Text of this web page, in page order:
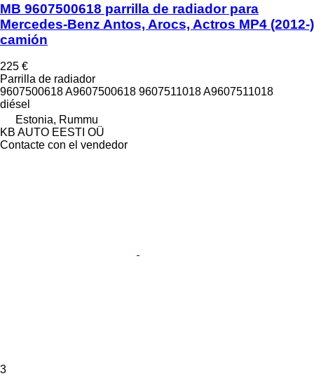
MB 9607500618 parrilla de radiador para
Mercedes-Benz Antos, Arocs, Actros MP4 (2012-)
camión
225 €
Parrilla de radiador
9607500618 A9607500618 9607511018 A9607511018
diésel
Estonia, Rummu
KB AUTO EESTI OÜ
Contacte con el vendedor
3